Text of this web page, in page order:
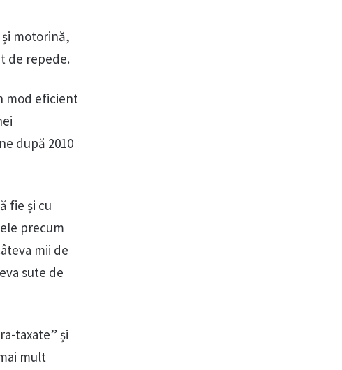
și motorină,
de repede.
mod eficient
după 2010
fie și cu
precum
mii de
sute de
taxate” și
mult